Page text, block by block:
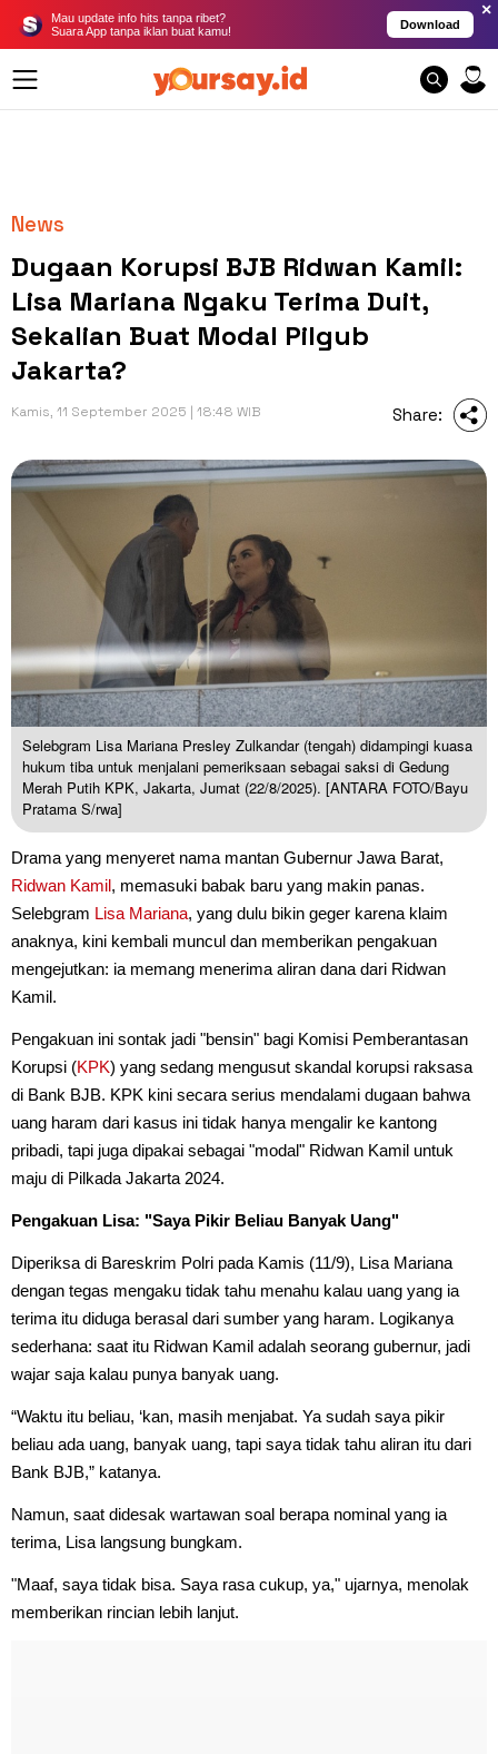
Mau update info hits tanpa ribet?
Suara App tanpa iklan buat kamu!
Download
×
News
Dugaan Korupsi BJB Ridwan Kamil:
Lisa Mariana Ngaku Terima Duit,
Sekalian Buat Modal Pilgub
Jakarta?
Kamis, 11 September 2025 | 18:48 WIB Share:
Selebgram Lisa Mariana Presley Zulkandar (tengah) didampingi kuasa
hukum tiba untuk menjalani pemeriksaan sebagai saksi di Gedung
Merah Putih KPK, Jakarta, Jumat (22/8/2025). [ANTARA FOTO/Bayu
Pratama S/rwa]
Drama yang menyeret nama mantan Gubernur Jawa Barat,
Ridwan Kamil, memasuki babak baru yang makin panas.
Selebgram Lisa Mariana, yang dulu bikin geger karena klaim
anaknya, kini kembali muncul dan memberikan pengakuan
mengejutkan: ia memang menerima aliran dana dari Ridwan
Kamil.
Pengakuan ini sontak jadi "bensin" bagi Komisi Pemberantasan
Korupsi (KPK) yang sedang mengusut skandal korupsi raksasa
di Bank BJB. KPK kini secara serius mendalami dugaan bahwa
uang haram dari kasus ini tidak hanya mengalir ke kantong
pribadi, tapi juga dipakai sebagai "modal" Ridwan Kamil untuk
maju di Pilkada Jakarta 2024.
Pengakuan Lisa: "Saya Pikir Beliau Banyak Uang"
Diperiksa di Bareskrim Polri pada Kamis (11/9), Lisa Mariana
dengan tegas mengaku tidak tahu menahu kalau uang yang ia
terima itu diduga berasal dari sumber yang haram. Logikanya
sederhana: saat itu Ridwan Kamil adalah seorang gubernur, jadi
wajar saja kalau punya banyak uang.
“Waktu itu beliau, ‘kan, masih menjabat. Ya sudah saya pikir
beliau ada uang, banyak uang, tapi saya tidak tahu aliran itu dari
Bank BJB,” katanya.
Namun, saat didesak wartawan soal berapa nominal yang ia
terima, Lisa langsung bungkam.
"Maaf, saya tidak bisa. Saya rasa cukup, ya," ujarnya, menolak
memberikan rincian lebih lanjut.